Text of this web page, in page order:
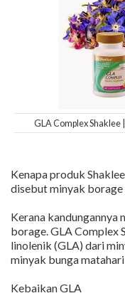
GLA Complex Shaklee
Kenapa produk
disebut minyak borage
Kerana kandungannya
borage. GLA Complex
linolenik (GLA) dari
minyak bunga matahari
Kebaikan GLA